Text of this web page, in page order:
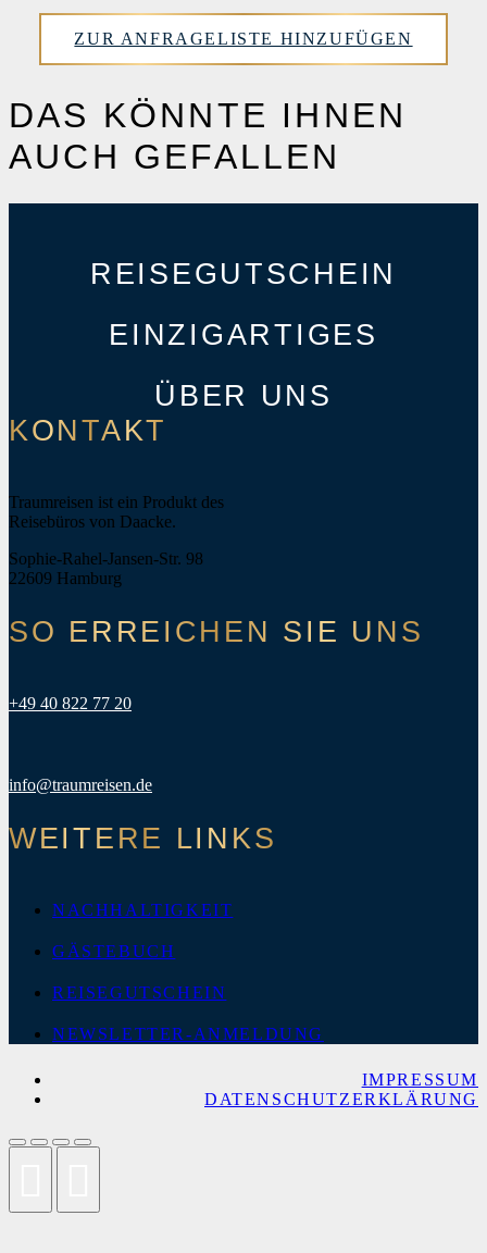
ZUR ANFRAGELISTE HINZUFÜGEN
DAS KÖNNTE IHNEN
AUCH GEFALLEN
REISEGUTSCHEIN
EINZIGARTIGES
ÜBER UNS
KONTAKT
Traumreisen ist ein Produkt des
Reisebüros von Daacke.
Sophie-Rahel-Jansen-Str. 98
22609 Hamburg
SO ERREICHEN SIE UNS
+49 40 822 77 20
info@traumreisen.de
WEITERE LINKS
NACHHALTIGKEIT
GÄSTEBUCH
REISEGUTSCHEIN
NEWSLETTER-ANMELDUNG
IMPRESSUM
DATENSCHUTZERKLÄRUNG